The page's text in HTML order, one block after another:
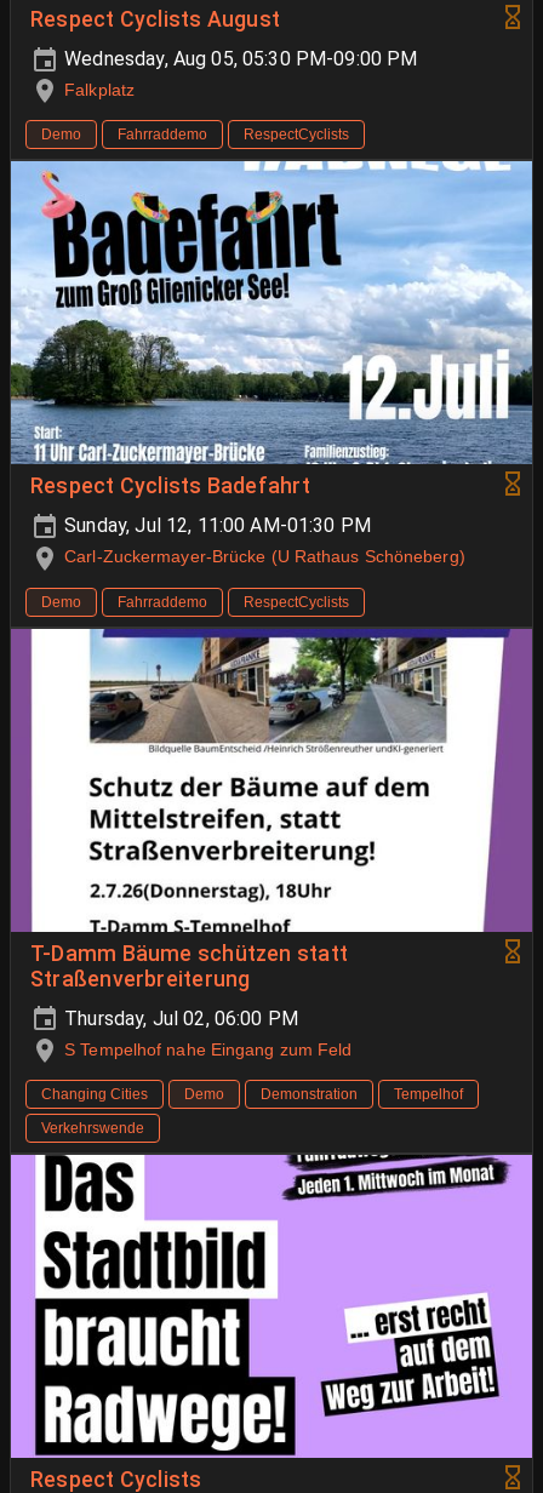
Respect Cyclists August
Wednesday, Aug 05, 05:30 PM-09:00 PM
Falkplatz
Demo Fahrraddemo RespectCyclists
Respect Cyclists Badefahrt
Sunday, Jul 12, 11:00 AM-01:30 PM
Carl-Zuckermayer-Brücke (U Rathaus Schöneberg)
Demo Fahrraddemo RespectCyclists
T-Damm Bäume schützen statt
Straßenverbreiterung
Thursday, Jul 02, 06:00 PM
S Tempelhof nahe Eingang zum Feld
Changing Cities Demo Demonstration
Tempelhof
Verkehrswende
Respect Cyclists